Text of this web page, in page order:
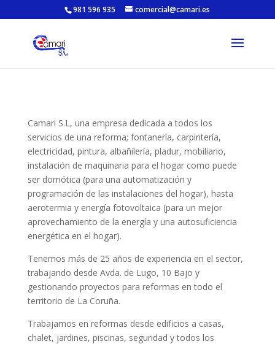
981 596 935 comercial@camari.es
Camari S.L, una empresa dedicada atodos los
servicios de una reforma; fontanería, carpintería,
electricidad, pintura, albañilería, pladur, mobiliario,
instalación de maquinaria para el hogar como puede
ser domótica (para una automatización y
programación de las instalaciones del hogar), hasta
aerotermia y energía fotovoltaica (para un mejor
aprovechamiento de la energía y una autosuficiencia
energética en el hogar).
Tenemos más de 25 años de experiencia en el sector,
trabajando desde Avda. de Lugo, 10 Bajo y
gestionando proyectos para reformas en todo el
territorio de La Coruña.
Trabajamos en reformas desde edificios a casas,
chalet, jardines, piscinas, seguridad y todos los